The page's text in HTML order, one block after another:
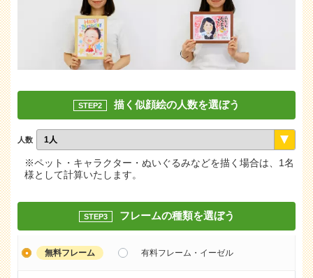
STEP2 描く似顔絵の人数を選ぼう
人数
※ペット・キャラクター・ぬいぐるみなどを描く場合は、1名
様として計算いたします。
STEP3 フレームの種類を選ぼう
無料フレーム 有料フレーム・イーゼル